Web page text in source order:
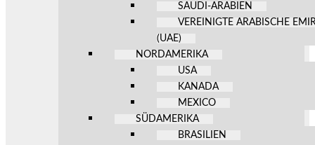
SAUDI-ARABIEN
VEREINIGTE ARABISCHE
(UAE)
NORDAMERIKA
USA
KANADA
MEXICO
SÜDAMERIKA
BRASILIEN